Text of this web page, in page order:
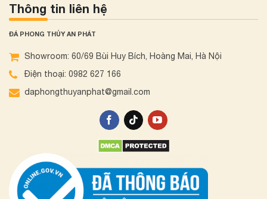
Thông tin liên hệ
ĐÁ PHONG THỦY AN PHÁT
Showroom: 60/69 Bùi Huy Bích, Hoàng Mai, Hà Nội
Điện thoại: 0982 627 166
daphongthuyanphat@gmail.com